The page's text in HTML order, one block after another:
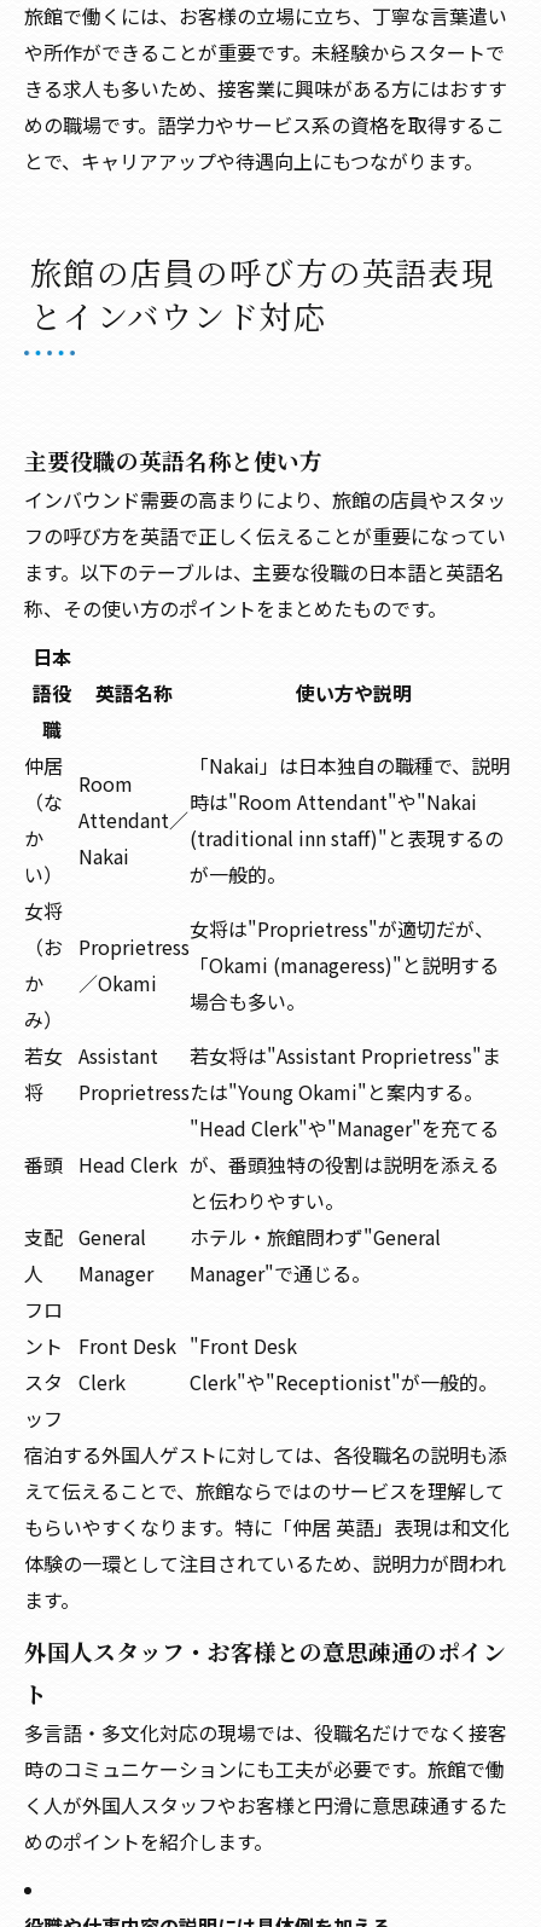
旅館で働くには、お客様の立場に立ち、丁寧な言葉遣い
や所作ができることが重要です。未経験からスタートで
きる求人も多いため、接客業に興味がある方にはおすす
めの職場です。語学力やサービス系の資格を取得するこ
とで、キャリアアップや待遇向上にもつながります。
旅館の店員の呼び方の英語表現
とインバウンド対応
主要役職の英語名称と使い方
インバウンド需要の高まりにより、旅館の店員やスタッ
フの呼び方を英語で正しく伝えることが重要になってい
ます。以下のテーブルは、主要な役職の日本語と英語名
称、その使い方のポイントをまとめたものです。
日本
語役
職
英語名称 使い方や説明
仲居
（な
か
い）
Room
Attendant／
Nakai
「Nakai」は日本独自の職種で、説明
時は"Room Attendant"や"Nakai
(traditional inn staff)"と表現するの
が一般的。
女将
（お
か
み）
Proprietress
／Okami
女将は"Proprietress"が適切だが、
「Okami (manageress)"と説明する
場合も多い。
若女
将
Assistant
Proprietress
若女将は"Assistant Proprietress"ま
たは"Young Okami"と案内する。
番頭 Head Clerk
"Head Clerk"や"Manager"を充てる
が、番頭独特の役割は説明を添える
と伝わりやすい。
支配
人
General
Manager
ホテル・旅館問わず"General
Manager"で通じる。
フロ
ント
スタ
ッフ
Front Desk
Clerk
"Front Desk
Clerk"や"Receptionist"が一般的。
宿泊する外国人ゲストに対しては、各役職名の説明も添
えて伝えることで、旅館ならではのサービスを理解して
もらいやすくなります。特に「仲居 英語」表現は和文化
体験の一環として注目されているため、説明力が問われ
ます。
外国人スタッフ・お客様との意思疎通のポイン
ト
多言語・多文化対応の現場では、役職名だけでなく接客
時のコミュニケーションにも工夫が必要です。旅館で働
く人が外国人スタッフやお客様と円滑に意思疎通するた
めのポイントを紹介します。